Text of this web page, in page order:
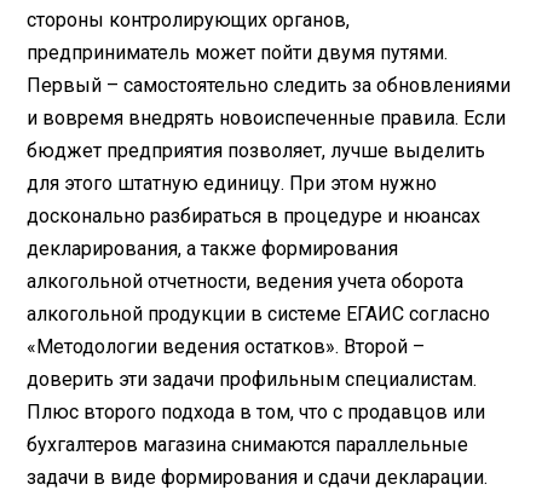
стороны контролирующих органов,
предприниматель может пойти двумя путями.
Первый – самостоятельно следить за обновлениями
и вовремя внедрять новоиспеченные правила. Если
бюджет предприятия позволяет, лучше выделить
для этого штатную единицу. При этом нужно
досконально разбираться в процедуре и нюансах
декларирования, а также формирования
алкогольной отчетности, ведения учета оборота
алкогольной продукции в системе ЕГАИС согласно
«Методологии ведения остатков». Второй –
доверить эти задачи профильным специалистам.
Плюс второго подхода в том, что с продавцов или
бухгалтеров магазина снимаются параллельные
задачи в виде формирования и сдачи декларации.